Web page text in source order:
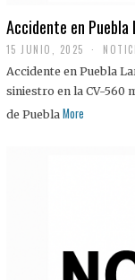
Accidente en
15 JUNIO, 2025
Accidente en Puebla
siniestro en la CV-560
de Puebla More